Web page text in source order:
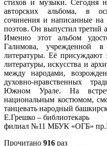
стихов и музыки. Сегодня
авторских альбома, в
сочинения и написанные на
поэтов. Он выпустил третий
Именно этот альбом
Галимова, учрежденной в
литературы. Её присуждают
литературы, искусства и
между народами,
духовно-нравственных
Южном Урале. На
национальным костюмом,
танцевать народный
Е.Грешко – библиотекарь
филиал №11 МБУК «ОГБ»
Прочитано 916 раз